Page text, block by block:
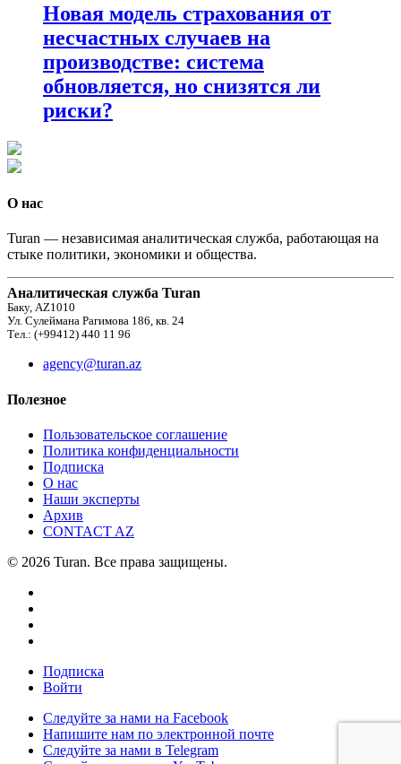
Новая модель страхования от
несчастных случаев на
производстве: система
обновляется, но снизятся ли
риски?
О нас
Turan — независимая аналитическая служба, работающая на
стыке политики, экономики и общества.
Аналитическая служба Turan
Баку, AZ1010
Ул. Сулеймана Рагимова 186, кв. 24
Тел.: (+99412) 440 11 96
agency@turan.az
Полезное
Пользовательское соглашение
Политика конфиденциальности
Подписка
О нас
Наши эксперты
Архив
CONTACT AZ
© 2026 Turan. Все права защищены.
Подписка
Войти
Следуйте за нами на Facebook
Напишите нам по электронной почте
Следуйте за нами в Telegram